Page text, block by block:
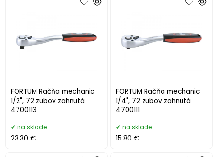
FORTUM Račňa mechanic
1/2", 72 zubov zahnutá
4700113
na sklade
23.30 €
FORTUM Račňa mechanic
1/4", 72 zubov zahnutá
4700111
na sklade
15.80 €